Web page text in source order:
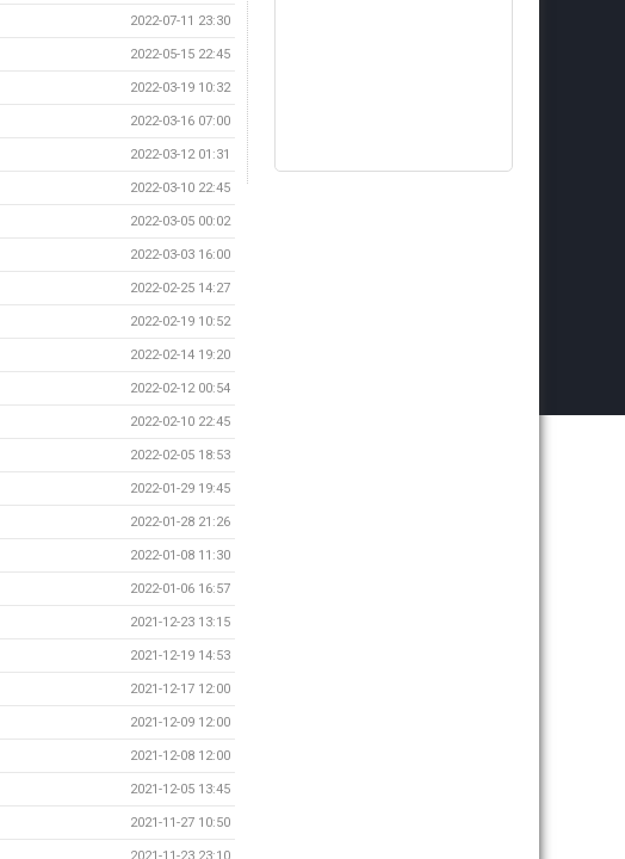
2022-07-11 23:30
2022-05-15 22:45
2022-03-19 10:32
2022-03-16 07:00
2022-03-12 01:31
2022-03-10 22:45
2022-03-05 00:02
2022-03-03 16:00
2022-02-25 14:27
2022-02-19 10:52
2022-02-14 19:20
2022-02-12 00:54
2022-02-10 22:45
2022-02-05 18:53
2022-01-29 19:45
2022-01-28 21:26
2022-01-08 11:30
2022-01-06 16:57
2021-12-23 13:15
2021-12-19 14:53
2021-12-17 12:00
2021-12-09 12:00
2021-12-08 12:00
2021-12-05 13:45
2021-11-27 10:50